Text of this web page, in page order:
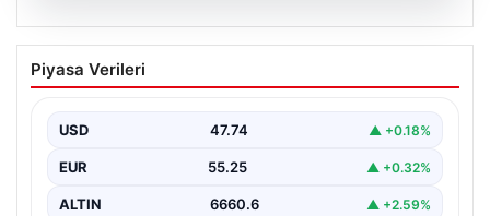
07.08.2026
THY, temmuz ayında 9,5 milyon yolcu
taşıdı
Piyasa Verileri
USD 47.74 ▲ +0.18%
EUR 55.25 ▲ +0.32%
ALTIN 6660.6 ▲ +2.59%